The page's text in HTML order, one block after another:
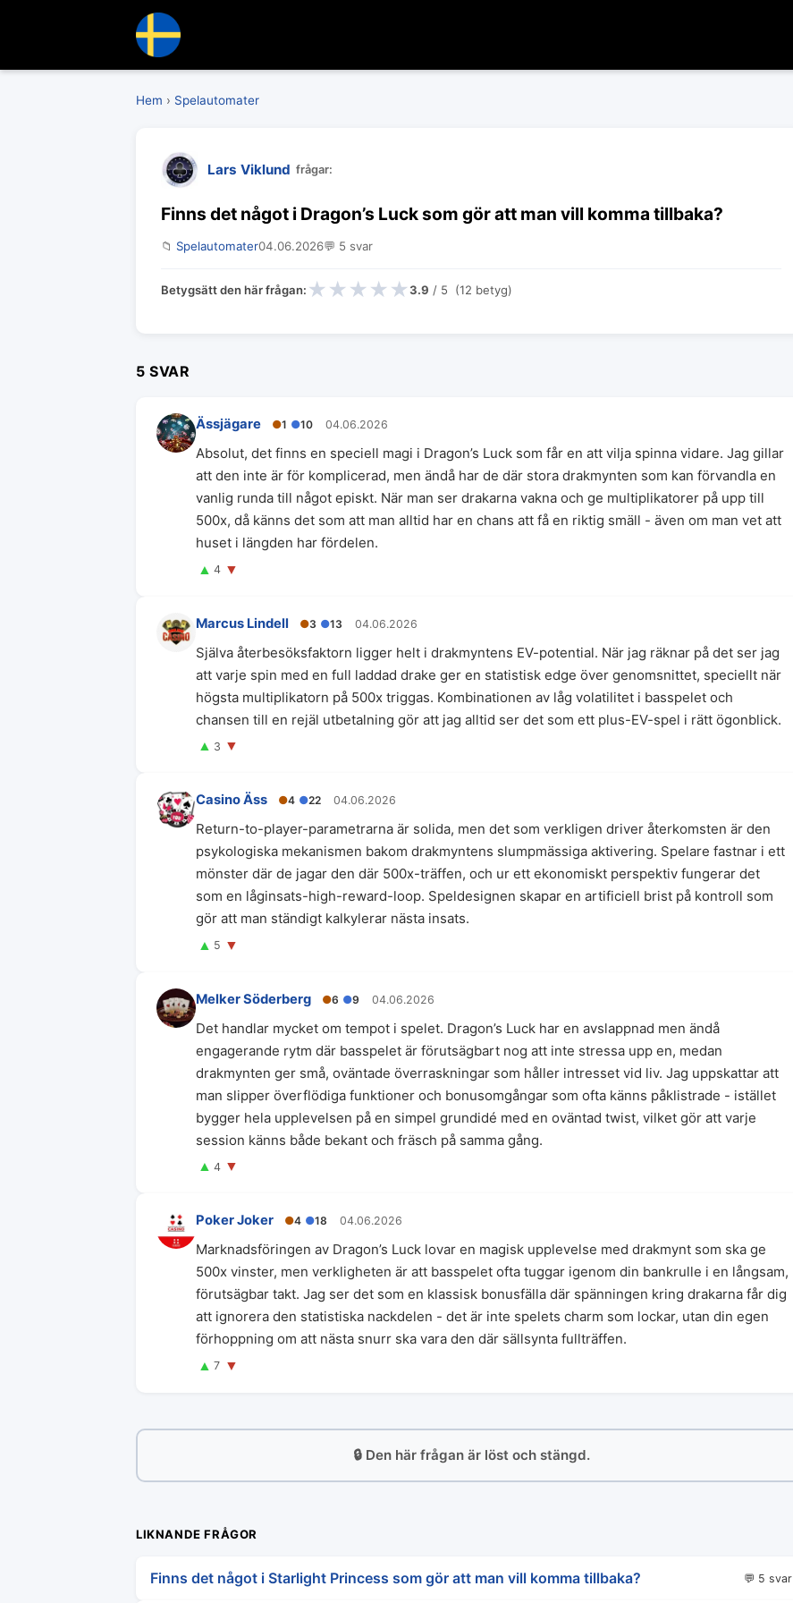
Hem › Spelautomater
Lars Viklund frågar:
Finns det något i Dragon’s Luck som gör att man vill komma tillbaka?
📁 Spelautomater04.06.2026💬 5 svar
Betygsätt den här frågan: ★ ★ ★ ★ ★3.9 / 5 (12 betyg)
5 SVAR
Ässjägare ●1 ●10 04.06.2026
Absolut, det finns en speciell magi i Dragon’s Luck som får en att vilja spinna vidare. Jag gillar
att den inte är för komplicerad, men ändå har de där stora drakmynten som kan förvandla en
vanlig runda till något episkt. När man ser drakarna vakna och ge multiplikatorer på upp till
500x, då känns det som att man alltid har en chans att få en riktig smäll - även om man vet att
huset i längden har fördelen.
▲ 4 ▼
Marcus Lindell ●3 ●13 04.06.2026
Själva återbesöksfaktorn ligger helt i drakmyntens EV-potential. När jag räknar på det ser jag
att varje spin med en full laddad drake ger en statistisk edge över genomsnittet, speciellt när
högsta multiplikatorn på 500x triggas. Kombinationen av låg volatilitet i basspelet och
chansen till en rejäl utbetalning gör att jag alltid ser det som ett plus-EV-spel i rätt ögonblick.
▲ 3 ▼
Casino Äss ●4 ●22 04.06.2026
Return-to-player-parametrarna är solida, men det som verkligen driver återkomsten är den
psykologiska mekanismen bakom drakmyntens slumpmässiga aktivering. Spelare fastnar i ett
mönster där de jagar den där 500x-träffen, och ur ett ekonomiskt perspektiv fungerar det
som en låginsats-high-reward-loop. Speldesignen skapar en artificiell brist på kontroll som
gör att man ständigt kalkylerar nästa insats.
▲ 5 ▼
Melker Söderberg ●6 ●9 04.06.2026
Det handlar mycket om tempot i spelet. Dragon’s Luck har en avslappnad men ändå
engagerande rytm där basspelet är förutsägbart nog att inte stressa upp en, medan
drakmynten ger små, oväntade överraskningar som håller intresset vid liv. Jag uppskattar att
man slipper överflödiga funktioner och bonusomgångar som ofta känns påklistrade - istället
bygger hela upplevelsen på en simpel grundidé med en oväntad twist, vilket gör att varje
session känns både bekant och fräsch på samma gång.
▲ 4 ▼
Poker Joker ●4 ●18 04.06.2026
Marknadsföringen av Dragon’s Luck lovar en magisk upplevelse med drakmynt som ska ge
500x vinster, men verkligheten är att basspelet ofta tuggar igenom din bankrulle i en långsam,
förutsägbar takt. Jag ser det som en klassisk bonusfälla där spänningen kring drakarna får dig
att ignorera den statistiska nackdelen - det är inte spelets charm som lockar, utan din egen
förhoppning om att nästa snurr ska vara den där sällsynta fullträffen.
▲ 7 ▼
🔒 Den här frågan är löst och stängd.
LIKNANDE FRÅGOR
Finns det något i Starlight Princess som gör att man vill komma tillbaka? 💬 5 svar